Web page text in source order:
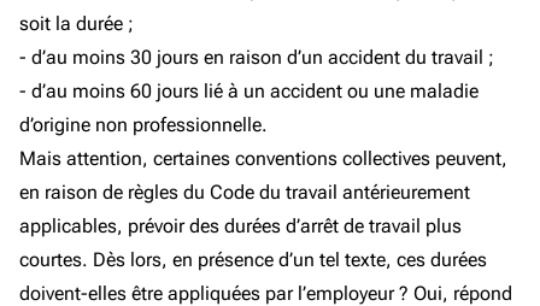
soit la durée ;
- d’au moins 30 jours en raison d’un accident du travail ;
- d’au moins 60 jours lié à un accident ou une maladie
d’origine non professionnelle.
Mais attention, certaines conventions collectives peuvent,
en raison de règles du Code du travail antérieurement
applicables, prévoir des durées d’arrêt de travail plus
courtes. Dès lors, en présence d’un tel texte, ces durées
doivent-elles être appliquées par l’employeur ? Oui, répond